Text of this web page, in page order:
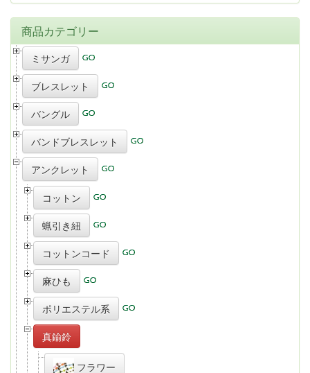
商品カテゴリー
ミサンガ
ブレスレット
バングル
バンドブレスレット
アンクレット
コットン
蝋引き紐
コットンコード
麻ひも
ポリエステル系
真鍮鈴
フラワー